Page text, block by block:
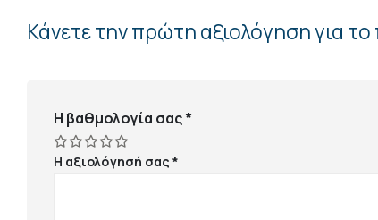
Κάνετε την πρώτη αξιολόγηση για
Η βαθμολογία σας*
Η αξιολόγησή σας*